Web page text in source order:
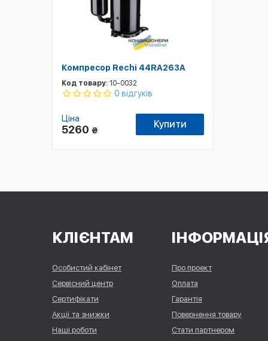
Компресор Rechi 44RA263A
Код товару: 10-0032
0 відгуків
Ціна
5260 ₴
Купити
КЛІЄНТАМ
Особистий кабінет
Сервісний центр
Сертифікати
Акції та знижки
Наші роботи
Про проект
Оплата
Гарантія
Повернення товару
Стати партнером